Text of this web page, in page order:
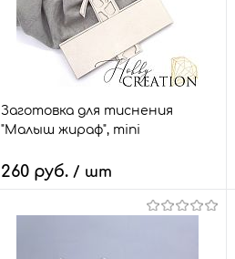
Заготовка для тиснения
"Малыш жираф", mini
260 руб. / шт